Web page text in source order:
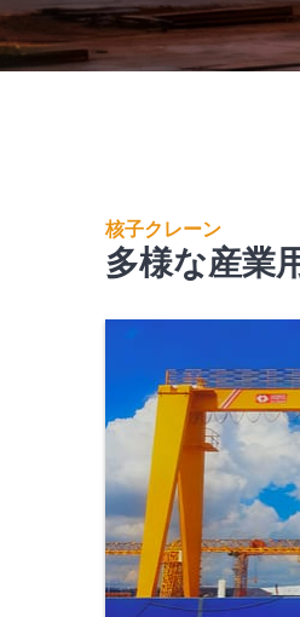
核子クレーン
多様な産業